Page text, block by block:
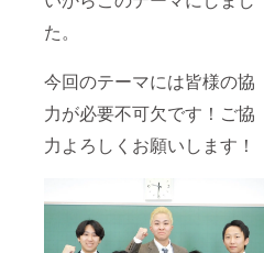
た。
今回のテーマには皆様の協
力が必要不可欠です！ご協
力よろしくお願いします！